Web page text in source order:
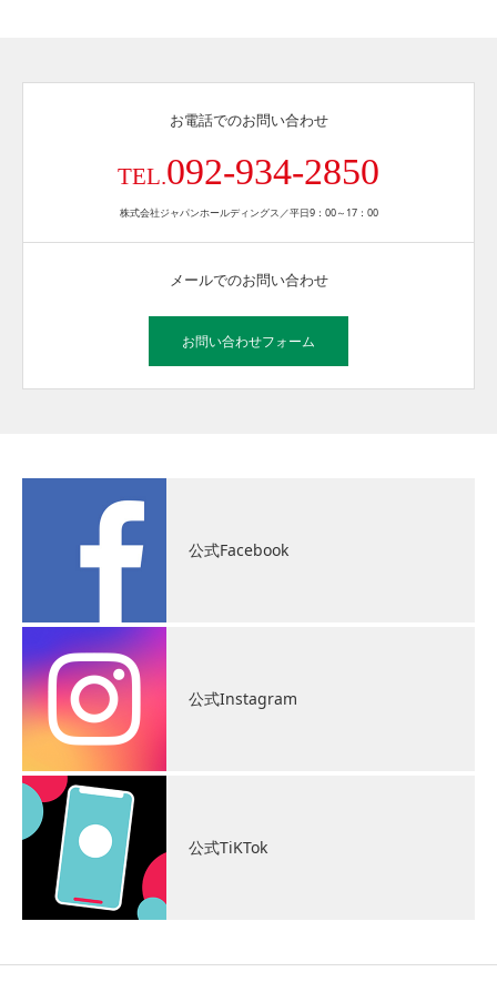
お電話でのお問い合わせ
TEL.092-934-2850
株式会社ジャパンホールディングス／平日9：00～17：00
メールでのお問い合わせ
お問い合わせフォーム
公式Facebook
公式Instagram
公式TiKTok